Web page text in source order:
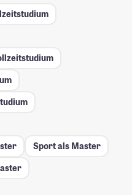
Sport als Master